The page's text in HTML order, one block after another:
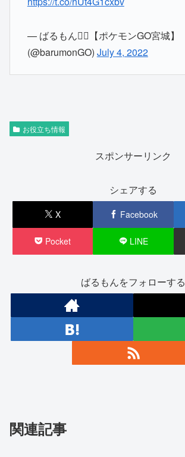
— ばるもん◓⃙【ポケモンGO宮城】
(@barumonGO) July 4, 2022
お役立ち情報
スポンサーリンク
シェアする
X Facebook
Pocket LINE
ばるもんをフォローする
関連記事